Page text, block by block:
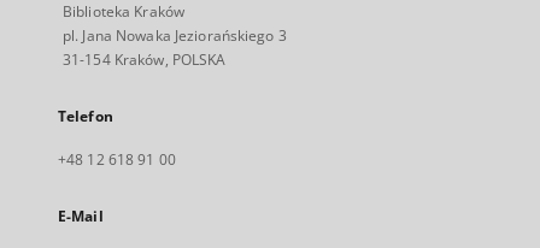
Biblioteka Kraków
pl. Jana Nowaka Jeziorańskiego 3
31-154 Kraków, POLSKA
Telefon
+48 12 618 91 00
E-Mail